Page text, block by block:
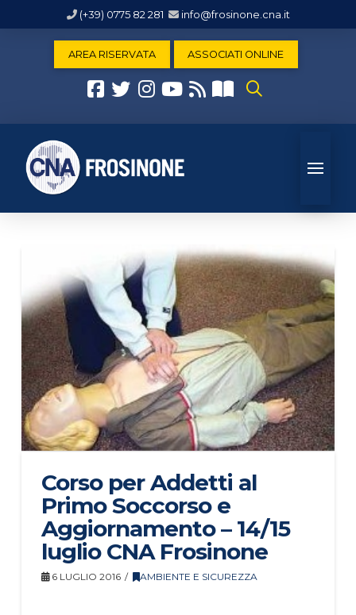
(+39) 0775 82 281 info@frosinone.cna.it
AREA RISERVATA ASSOCIATI ONLINE
Corso per Addetti al
Primo Soccorso e
Aggiornamento – 14/15
luglio CNA Frosinone
6 LUGLIO 2016 AMBIENTE E SICUREZZA